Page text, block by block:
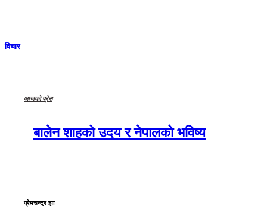
विचार
आजको प्रेस
बालेन शाहको उदय र नेपालको भविष्य
प्रेमचन्द्र झा